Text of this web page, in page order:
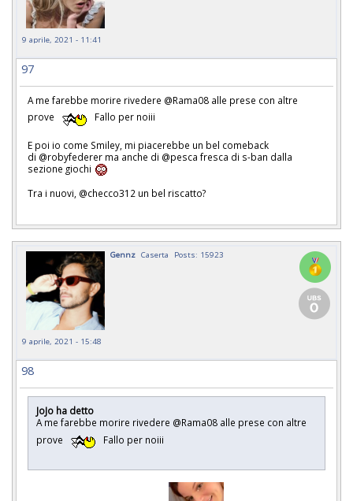
9 aprile, 2021 - 11:41
97
A me farebbe morire rivedere @Rama08 alle prese con altre
prove
Fallo per noiii
E poi io come Smiley, mi piacerebbe un bel comeback
di @robyfederer ma anche di @pesca fresca di s-ban dalla
sezione giochi
Tra i nuovi, @checco312 un bel riscatto?
Gennz Caserta Posts: 15923
9 aprile, 2021 - 15:48
98
JoJo ha detto
A me farebbe morire rivedere @Rama08 alle prese con altre
prove
Fallo per noiii